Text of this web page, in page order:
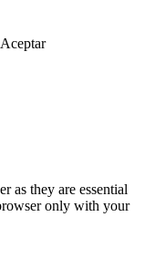
Aceptar
as they are essential
only with your